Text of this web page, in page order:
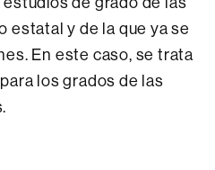
estatal y de la que ya se
En este caso, se trata
los grados de las